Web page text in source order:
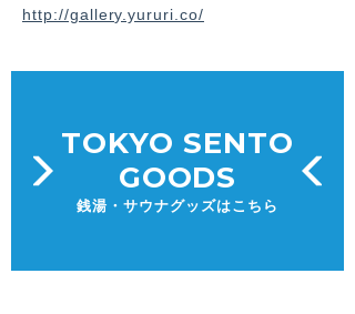
http://gallery.yururi.co/
TOKYO SENTO
GOODS
銭湯・サウナグッズはこちら